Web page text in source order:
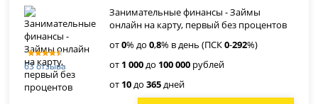
63 отзыва
Занимательные финансы - Займы
онлайн на карту, первый без процентов
от0% до0,8% в день (ПСК0-292%)
от 1 000до 100 000 рублей
от 10до365дней